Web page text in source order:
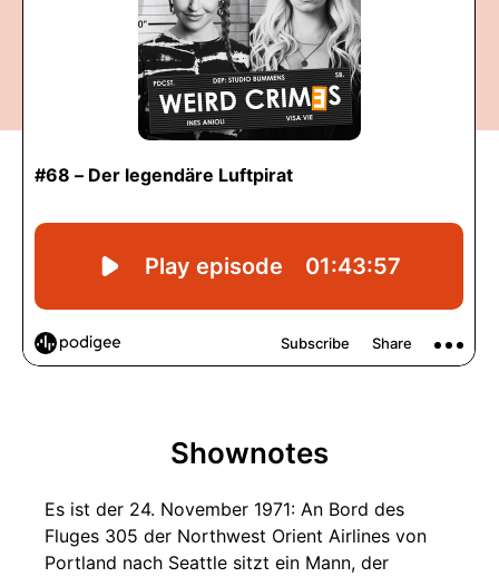
Shownotes
Es ist der 24. November 1971: An Bord des
Fluges 305 der Northwest Orient Airlines von
Portland nach Seattle sitzt ein Mann, der